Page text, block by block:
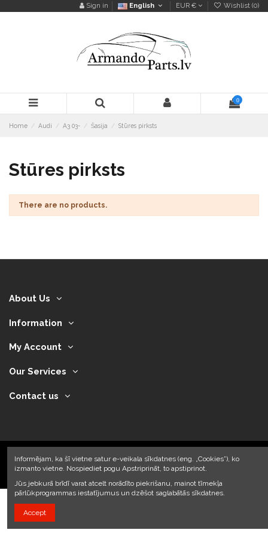
Sign in English EUR € Wishlist (0)
0
Home Audi A3 03- Šasija Stūres pirksts
Stūres pirksts
There are no products.
About Us
Information
My Account
Our Services
Contact us
2024 © Armando Auto SIA
Informējam, ka šī vietne satur e-veikala sīkdatnes (eng. „Cookies”), ko
izmanto vietne. Nospiediet pogu Apstriprināt, to apstiprinot.
Jūs jebkurā brīdī varat atcelt norādīto piekrišanu, mainot tīmekļa
pārlūkprogrammas iestatījumus un dzēšot saglabātās sīkdatnes.
Accept